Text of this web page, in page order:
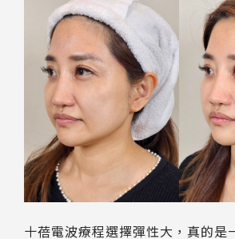
十蓓電波療程選擇彈性大，真的是